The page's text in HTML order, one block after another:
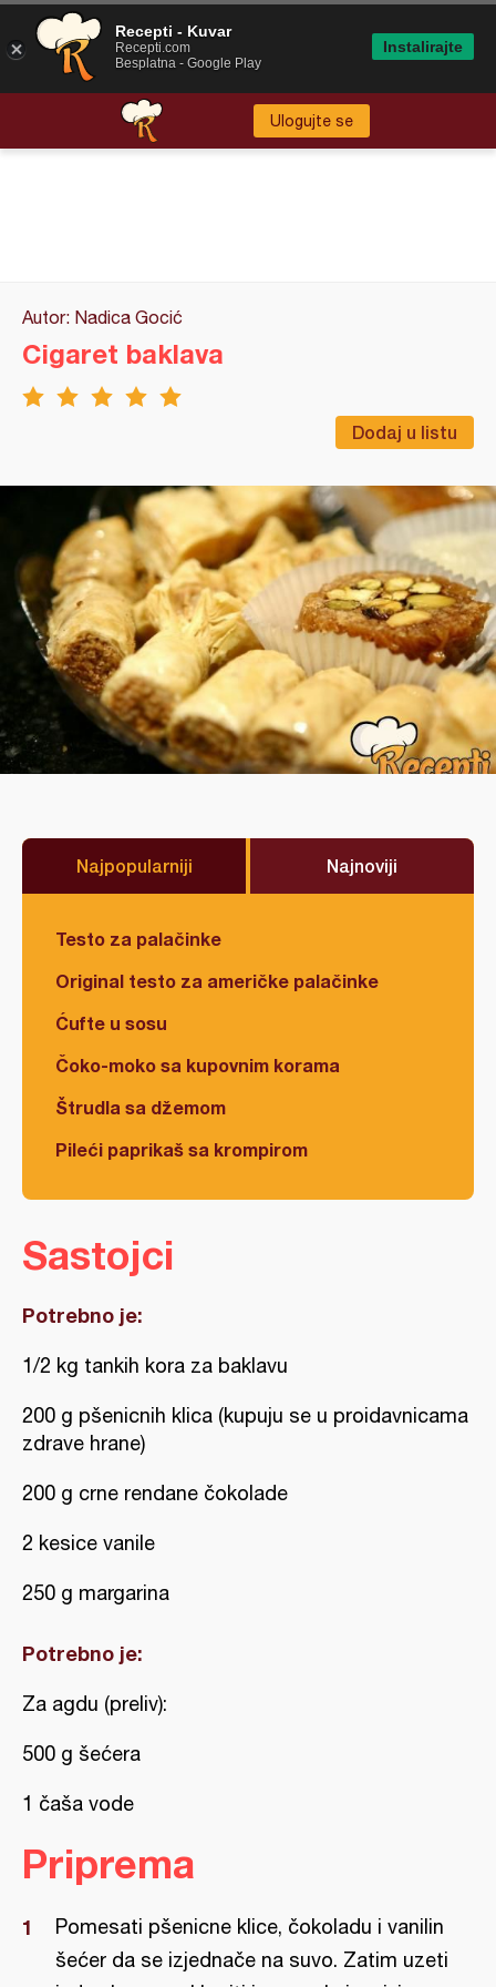
Ulogujte se
Autor: Nadica Gocić
Dodaj u listu
Cigaret baklava
Najpopularniji Najnoviji
Testo za palačinke
Original testo za američke palačinke
Ćufte u sosu
Čoko-moko sa kupovnim korama
Štrudla sa džemom
Pileći paprikaš sa krompirom
Sastojci
Potrebno je:
1/2 kg tankih kora za baklavu
200 g pšenicnih klica (kupuju se u proidavnicama
zdrave hrane)
200 g crne rendane čokolade
2 kesice vanile
250 g margarina
Potrebno je:
Za agdu (preliv):
500 g šećera
1 čaša vode
Priprema
Pomesati pšenicne klice, čokoladu i vanilin
šećer da se izjednače na suvo. Zatim uzeti
Recepti - Kuvar
Recepti.com
Besplatna - Google Play
Instalirajte